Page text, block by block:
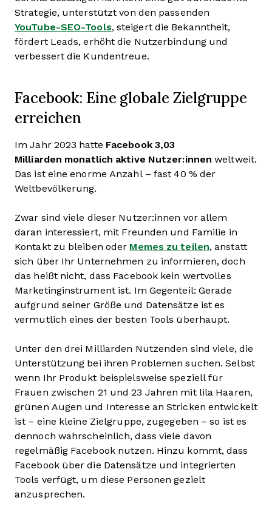
Strategie, unterstützt von den passenden
YouTube-SEO-Tools, steigert die Bekanntheit,
fördert Leads, erhöht die Nutzerbindung und
verbessert die Kundentreue.
Facebook: Eine globale Zielgruppe
erreichen
Im Jahr 2023 hatte Facebook 3,03
Milliarden monatlich aktive Nutzer:innen weltweit.
Das ist eine enorme Anzahl – fast 40 % der
Weltbevölkerung.
Zwar sind viele dieser Nutzer:innen vor allem
daran interessiert, mit Freunden und Familie in
Kontakt zu bleiben oder Memes zu teilen, anstatt
sich über Ihr Unternehmen zu informieren, doch
das heißt nicht, dass Facebook kein wertvolles
Marketinginstrument ist. Im Gegenteil: Gerade
aufgrund seiner Größe und Datensätze ist es
vermutlich eines der besten Tools überhaupt.
Unter den drei Milliarden Nutzenden sind viele, die
Unterstützung bei ihren Problemen suchen. Selbst
wenn Ihr Produkt beispielsweise speziell für
Frauen zwischen 21 und 23 Jahren mit lila Haaren,
grünen Augen und Interesse an Stricken entwickelt
ist – eine kleine Zielgruppe, zugegeben – so ist es
dennoch wahrscheinlich, dass viele davon
regelmäßig Facebook nutzen. Hinzu kommt, dass
Facebook über die Datensätze und integrierten
Tools verfügt, um diese Personen gezielt
anzusprechen.